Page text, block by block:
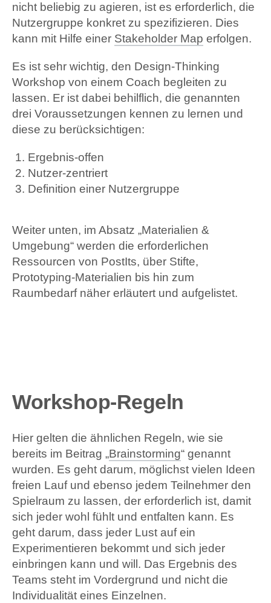
nicht beliebig zu agieren, ist es erforderlich, die
Nutzergruppe konkret zu spezifizieren. Dies
kann mit Hilfe einer Stakeholder Map erfolgen.
Es ist sehr wichtig, den Design-Thinking
Workshop von einem Coach begleiten zu
lassen. Er ist dabei behilflich, die genannten
drei Voraussetzungen kennen zu lernen und
diese zu berücksichtigen:
Ergebnis-offen
Nutzer-zentriert
Definition einer Nutzergruppe
Weiter unten, im Absatz „Materialien &
Umgebung“ werden die erforderlichen
Ressourcen von PostIts, über Stifte,
Prototyping-Materialien bis hin zum
Raumbedarf näher erläutert und aufgelistet.
Workshop-Regeln
Hier gelten die ähnlichen Regeln, wie sie
bereits im Beitrag „Brainstorming“ genannt
wurden. Es geht darum, möglichst vielen Ideen
freien Lauf und ebenso jedem Teilnehmer den
Spielraum zu lassen, der erforderlich ist, damit
sich jeder wohl fühlt und entfalten kann. Es
geht darum, dass jeder Lust auf ein
Experimentieren bekommt und sich jeder
einbringen kann und will. Das Ergebnis des
Teams steht im Vordergrund und nicht die
Individualität eines Einzelnen.